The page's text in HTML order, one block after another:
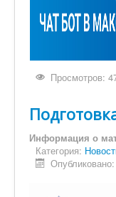
Просмотров:
Информация о
Категория: